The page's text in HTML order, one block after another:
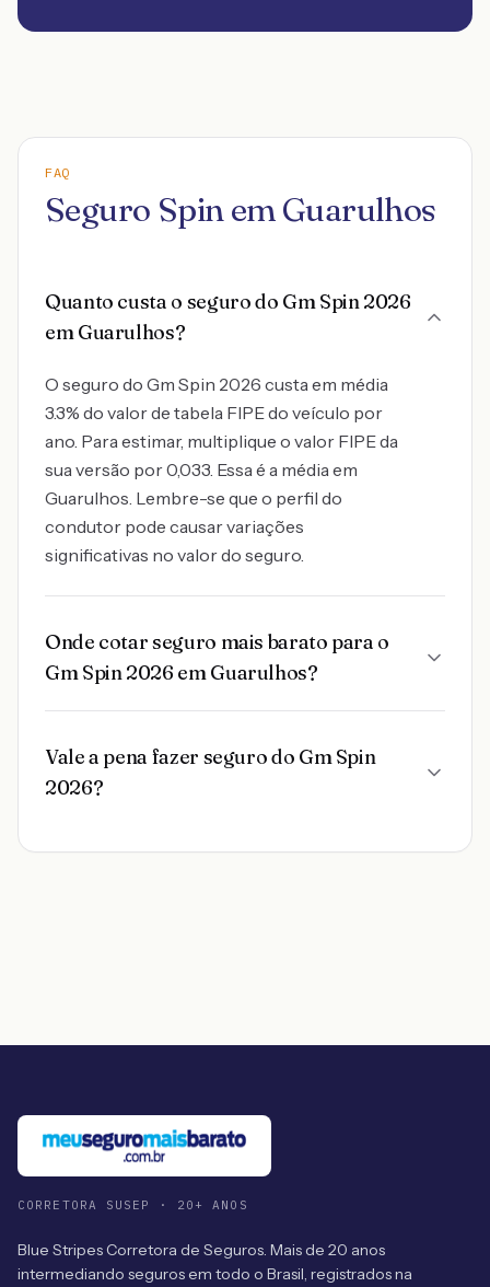
FAQ
Seguro Spin em Guarulhos
Quanto custa o seguro do Gm Spin 2026
em Guarulhos?
O seguro do Gm Spin 2026 custa em média
3.3% do valor de tabela FIPE do veículo por
ano. Para estimar, multiplique o valor FIPE da
sua versão por 0,033. Essa é a média em
Guarulhos. Lembre-se que o perfil do
condutor pode causar variações
significativas no valor do seguro.
Onde cotar seguro mais barato para o
Gm Spin 2026 em Guarulhos?
Vale a pena fazer seguro do Gm Spin
2026?
CORRETORA SUSEP · 20+ ANOS
Blue Stripes Corretora de Seguros. Mais de 20 anos
intermediando seguros em todo o Brasil, registrados na